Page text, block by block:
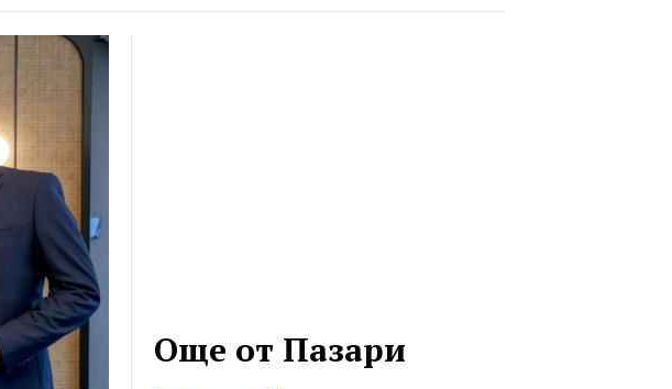
Още от Пазари